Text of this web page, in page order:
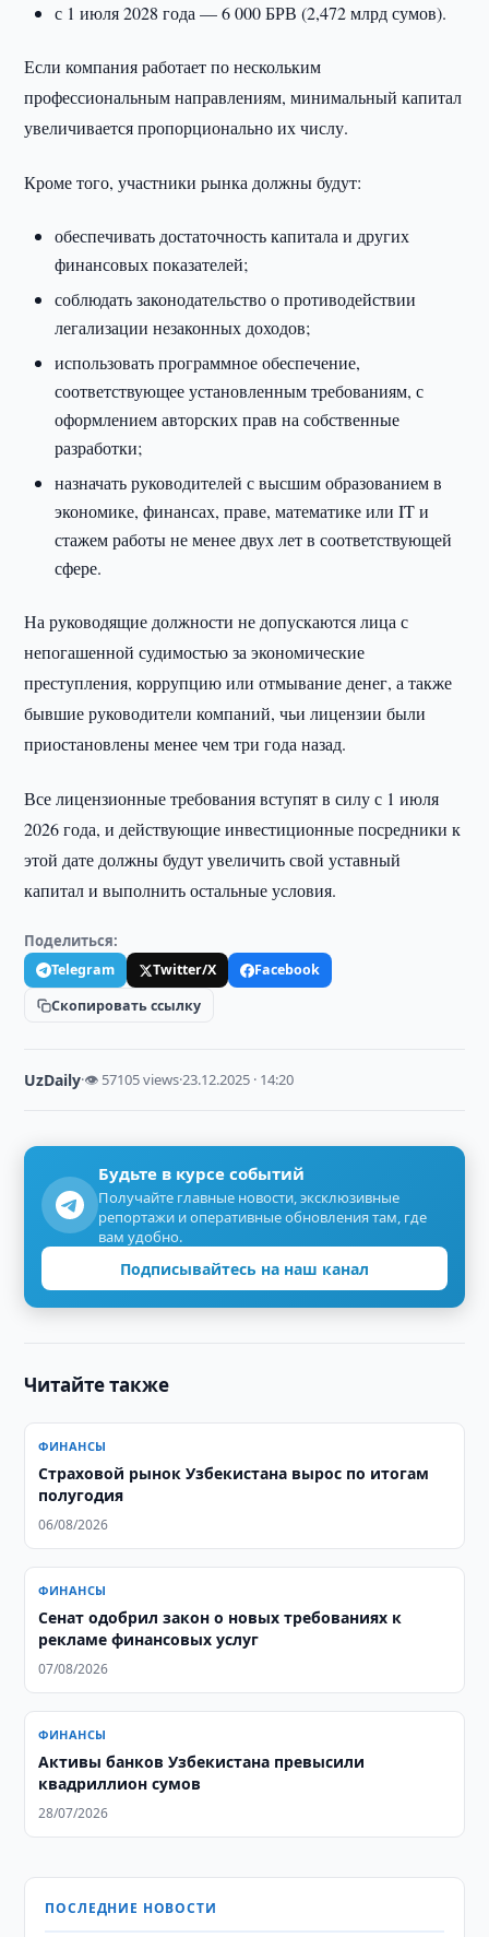
с 1 июля 2028 года — 6 000 БРВ (2,472 млрд сумов).
Если компания работает по нескольким
профессиональным направлениям, минимальный капитал
увеличивается пропорционально их числу.
Кроме того, участники рынка должны будут:
обеспечивать достаточность капитала и других
финансовых показателей;
соблюдать законодательство о противодействии
легализации незаконных доходов;
использовать программное обеспечение,
соответствующее установленным требованиям, с
оформлением авторских прав на собственные
разработки;
назначать руководителей с высшим образованием в
экономике, финансах, праве, математике или IT и
стажем работы не менее двух лет в соответствующей
сфере.
На руководящие должности не допускаются лица с
непогашенной судимостью за экономические
преступления, коррупцию или отмывание денег, а также
бывшие руководители компаний, чьи лицензии были
приостановлены менее чем три года назад.
Все лицензионные требования вступят в силу с 1 июля
2026 года, и действующие инвестиционные посредники к
этой дате должны будут увеличить свой уставный
капитал и выполнить остальные условия.
Поделиться:
Telegram Twitter/X
Facebook
Скопировать ссылку
UzDaily·👁 57105 views·23.12.2025 · 14:20
Будьте в курсе событий
Получайте главные новости, эксклюзивные
репортажи и оперативные обновления там, где
вам удобно.
Подписывайтесь на наш канал
Читайте также
ФИНАНСЫ
Страховой рынок Узбекистана вырос по итогам
полугодия
06/08/2026
ФИНАНСЫ
Сенат одобрил закон о новых требованиях к
рекламе финансовых услуг
07/08/2026
ФИНАНСЫ
Активы банков Узбекистана превысили
квадриллион сумов
28/07/2026
ПОСЛЕДНИЕ НОВОСТИ